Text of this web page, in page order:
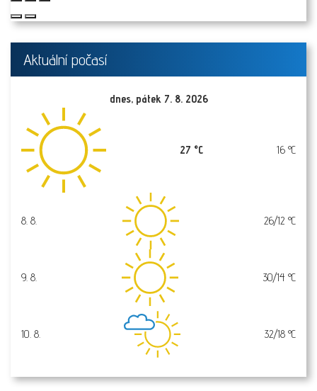
Aktuální počasí
dnes, pátek 7. 8. 2026
27 °C 16 °C
sobota
8. 8. 26/12 °C
neděle
9. 8. 30/14 °C
pondělí
10. 8. 32/18 °C